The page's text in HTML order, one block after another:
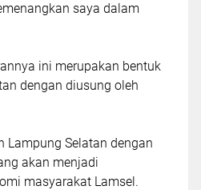
saya dalam
ini merupakan bentuk
dengan diusung oleh
Lampung Selatan dengan
akan menjadi
masyarakat Lamsel.